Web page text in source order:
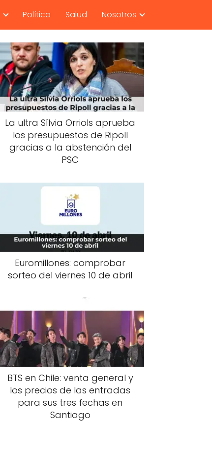
Política Salud Nosotros
La ultra Sílvia Orriols aprueba
los presupuestos de Ripoll
gracias a la abstención del
PSC
Euromillones: comprobar
sorteo del viernes 10 de abril
BTS en Chile: venta general y
los precios de las entradas
para sus tres fechas en
Santiago